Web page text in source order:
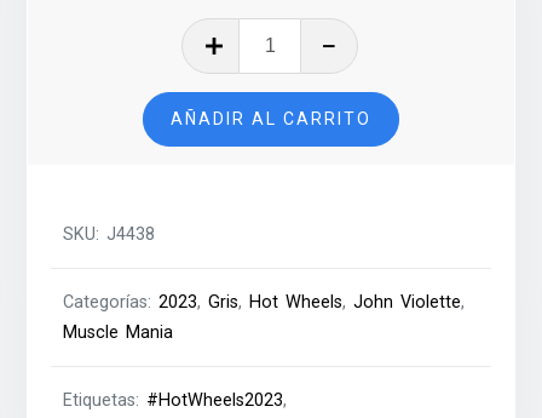
Twinduction
2023
cantidad
AÑADIR AL CARRITO
SKU:J4438
Categorías:2023,Gris, Hot Wheels,John Violette,
Muscle Mania
Etiquetas: #HotWheels2023,